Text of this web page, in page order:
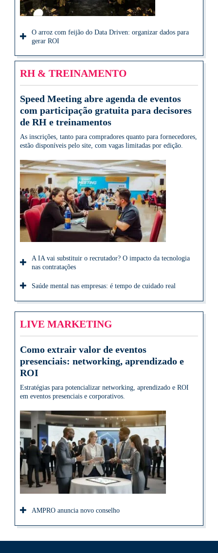
O arroz com feijão do Data Driven: organizar dados para
gerar ROI
RH & TREINAMENTO
Speed Meeting abre agenda de eventos
com participação gratuita para decisores
de RH e treinamentos
As inscrições, tanto para compradores quanto para fornecedores,
estão disponíveis pelo site, com vagas limitadas por edição.
A IA vai substituir o recrutador? O impacto da tecnologia
nas contratações
Saúde mental nas empresas: é tempo de cuidado real
LIVE MARKETING
Como extrair valor de eventos
presenciais: networking, aprendizado e
ROI
Estratégias para potencializar networking, aprendizado e ROI
em eventos presenciais e corporativos.
AMPRO anuncia novo conselho